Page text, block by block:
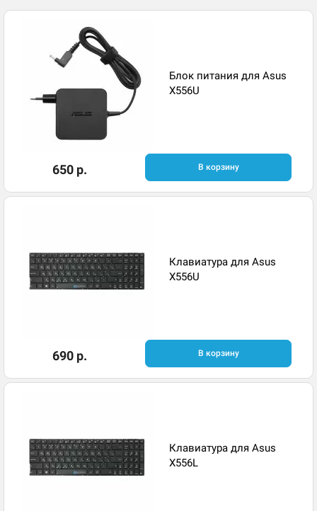
Блок питания для Asus
X556U
650 р. В корзину
Клавиатура для Asus
X556U
690 р. В корзину
Клавиатура для Asus
X556L